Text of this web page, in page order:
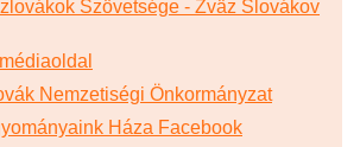
Szövetsége - Zväz Slovákov
Nemzetiségi Önkormányzat
Háza Facebook